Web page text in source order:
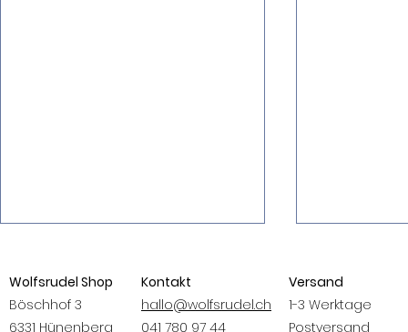
Wolfsrudel Shop
Böschhof 3
6331 Hünenberg
Kontakt
hallo@wolfsrudel.ch
041 780 97 44
Versand
1-3 Werktage
Postversand